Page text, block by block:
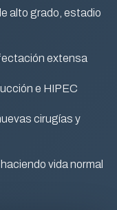
alto grado, estadio
extensa
e HIPEC
cirugías y
vida normal